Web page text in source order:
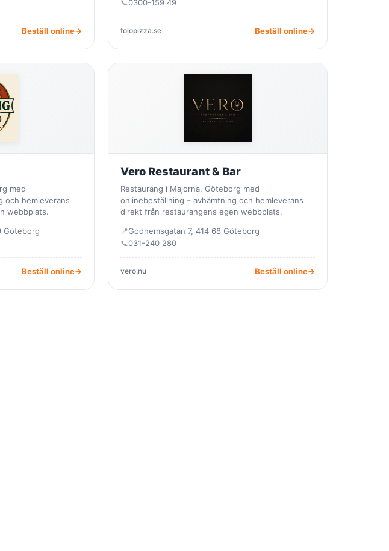
Beställ online
📞0300-159 49
tolopizza.se Beställ online
med
och hemleverans
webbplats.
Göteborg
Beställ online
Vero Restaurant & Bar
Restaurang i Majorna, Göteborg med
onlinebeställning – avhämtning och hemleverans
direkt från restaurangens egen webbplats.
📍Godhemsgatan 7, 414 68 Göteborg
📞031-240 280
vero.nu Beställ online